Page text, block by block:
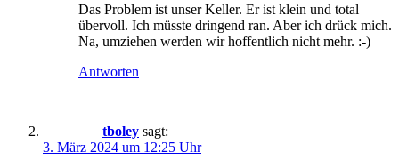
Das Problem ist unser Keller. Er ist klein und total
übervoll. Ich müsste dringend ran. Aber ich drück mich.
Na, umziehen werden wir hoffentlich nicht mehr. :-)
Antworten
tboley sagt:
3. März 2024 um 12:25 Uhr